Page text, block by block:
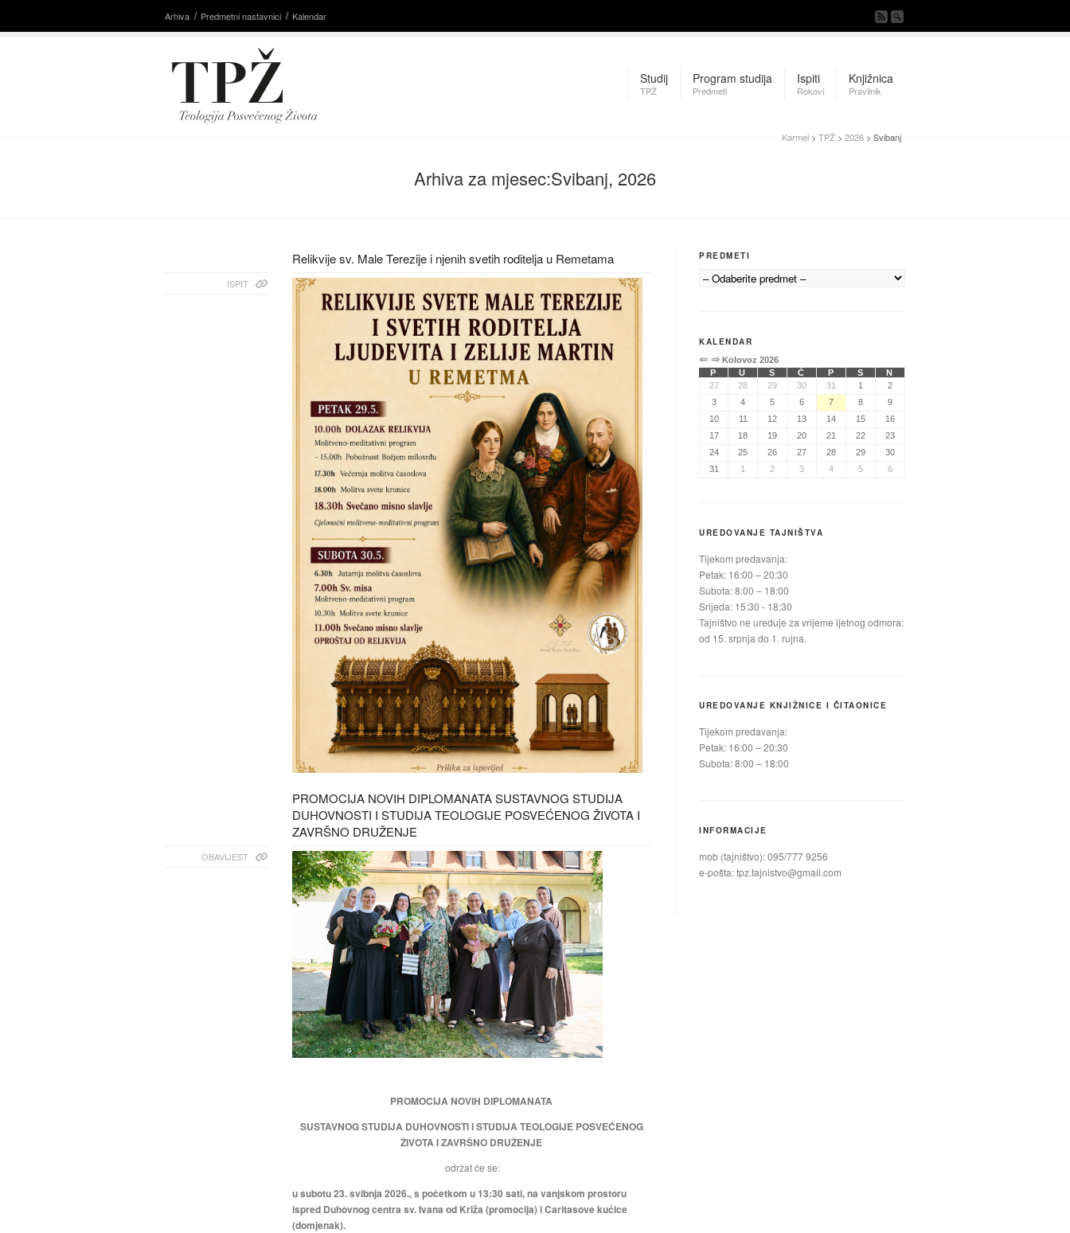
Arhiva Predmetni nastavnici Kalendar
Studij
TPŽ
Program studija
Predmeti
Ispiti
Rokovi
Knjižnica
Pravilnik
Karmel > TPŽ > 2026 > Svibanj
Arhiva za mjesec:Svibanj, 2026
Relikvije sv. Male Terezije i njenih svetih roditelja u Remetama
ISPIT
PROMOCIJA NOVIH DIPLOMANATA SUSTAVNOG STUDIJA
DUHOVNOSTI I STUDIJA TEOLOGIJE POSVEĆENOG ŽIVOTA I
ZAVRŠNO DRUŽENJE
OBAVIJEST
PROMOCIJA NOVIH DIPLOMANATA
SUSTAVNOG STUDIJA DUHOVNOSTI I STUDIJA TEOLOGIJE POSVEĆENOG
ŽIVOTA I ZAVRŠNO DRUŽENJE
održat će se:
usubotu 23. svibnja 2026., s početkom u 13:30 sati, na vanjskom prostoru
ispred Duhovnog centra sv. Ivana od Križa (promocija) i Caritasove kućice
(domjenak).
PREDMETI
KALENDAR
⇐ ⇒ Kolovoz 2026
P
U S Č P S
N
27
28 29 30 31 1
2
3
4 5 6 7 8
9
10
11 12 13 14 15
16
17
18 19 20 21 22
23
24
25 26 27 28 29
30
31
1 2 3 4 5 6
UREDOVANJE TAJNIŠTVA
Tijekom predavanja:
Petak: 16:00 – 20:30
Subota: 8:00 – 18:00
Srijeda: 15:30 - 18:30
Tajništvo ne ureduje za vrijeme ljetnog odmora:
od 15. srpnja do 1. rujna.
UREDOVANJE KNJIŽNICE I ČITAONICE
Tijekom predavanja:
Petak: 16:00 – 20:30
Subota: 8:00 – 18:00
INFORMACIJE
mob (tajništvo): 095/777 9256
e-pošta:tpz.tajnistvo@gmail.com